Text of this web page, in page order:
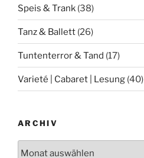
Speis & Trank (38)
Tanz & Ballett (26)
Tuntenterror & Tand (17)
Varieté | Cabaret | Lesung (40)
ARCHIV